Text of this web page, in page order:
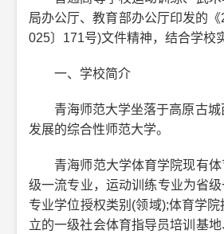
局办公厅、教育部办公厅印发的
025〕171号)文件精神，结合学校
一、学校简介
青海师范大学坐落于高原古城
发展的综合性师范大学。
青海师范大学体育学院现有体
级一流专业，运动训练专业为省
专业学位授权类别(领域);体育学
立的一级社会体育指导员培训基